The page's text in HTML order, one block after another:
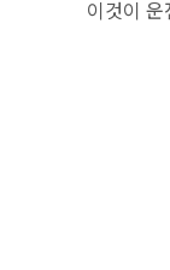
이것이